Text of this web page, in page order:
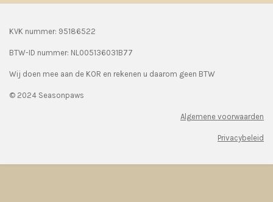
KVK nummer: 95186522
BTW-ID nummer: NL005136031B77
Wij doen mee aan de KOR en rekenen u daarom geen BTW
© 2024 Seasonpaws
Algemene voorwaarden
Privacybeleid